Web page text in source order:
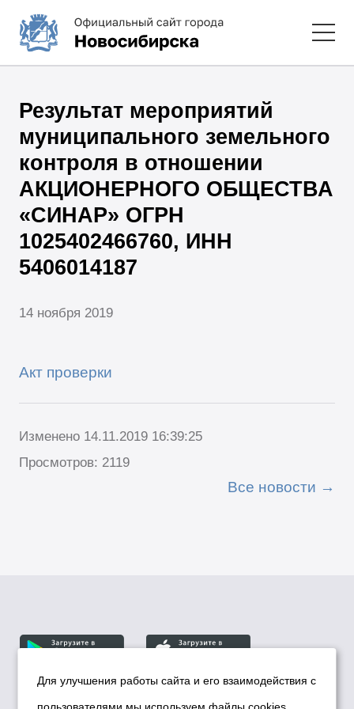
Результат мероприятий
муниципального земельного
контроля в отношении
АКЦИОНЕРНОГО ОБЩЕСТВА
«СИНАР» ОГРН
1025402466760, ИНН
5406014187
14 ноября 2019
Акт проверки
Изменено 14.11.2019 16:39:25
Просмотров: 2119
Все новости
Для улучшения работы сайта и его взаимодействия с